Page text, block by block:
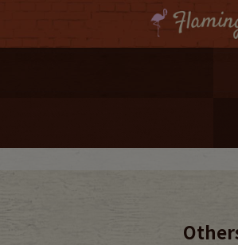
ポンプレゼント
ID連携